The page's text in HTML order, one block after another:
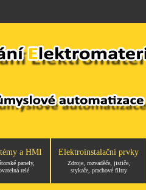
a HMI
panely,
relé
Elektroinstalační prvky
Zdroje, rozvaděče, jističe,
stykače, prachové filtry